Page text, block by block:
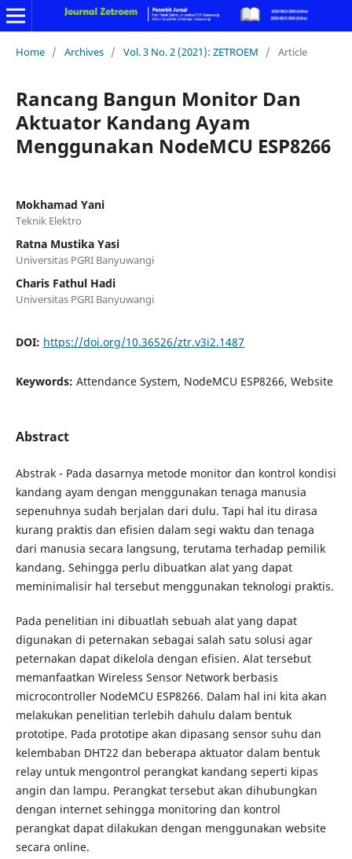
Home / Archives / Vol. 3 No. 2 (2021): ZETROEM / Article
Rancang Bangun Monitor Dan
Aktuator Kandang Ayam
Menggunakan NodeMCU ESP8266
Mokhamad Yani
Teknik Elektro
Ratna Mustika Yasi
Universitas PGRI Banyuwangi
Charis Fathul Hadi
Universitas PGRI Banyuwangi
DOI: https://doi.org/10.36526/ztr.v3i2.1487
Keywords: Attendance System, NodeMCU ESP8266, Website
Abstract
Abstrak - Pada dasarnya metode monitor dan kontrol kondisi
kandang ayam dengan menggunakan tenaga manusia
sepenuhnya sudah berjalan dari dulu. Tapi hal itu dirasa
kurang praktis dan efisien dalam segi waktu dan tenaga
dari manusia secara langsung, terutama terhadap pemilik
kandang. Sehingga perlu dibuatkan alat yang dapat
meminimalisir hal tersebut menggunakan teknologi praktis.
Pada penelitian ini dibuatlah sebuah alat yang dapat
digunakan di peternakan sebagai salah satu solusi agar
peternakan dapat dikelola dengan efisien. Alat tersebut
memanfaatkan Wireless Sensor Network berbasis
microcontroller NodeMCU ESP8266. Dalam hal ini kita akan
melakukan penelitian terlebih dahulu dalam bentuk
prototipe. Pada prototipe akan dipasang sensor suhu dan
kelembaban DHT22 dan beberapa aktuator dalam bentuk
relay untuk mengontrol perangkat kandang seperti kipas
angin dan lampu. Perangkat tersebut akan dihubungkan
dengan internet sehingga monitoring dan kontrol
perangkat dapat dilakukan dengan menggunakan website
secara online.